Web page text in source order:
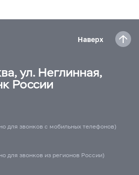
Наверх
ул. Неглинная,
России
для звонков с мобильных телефонов)
для звонков из регионов России)